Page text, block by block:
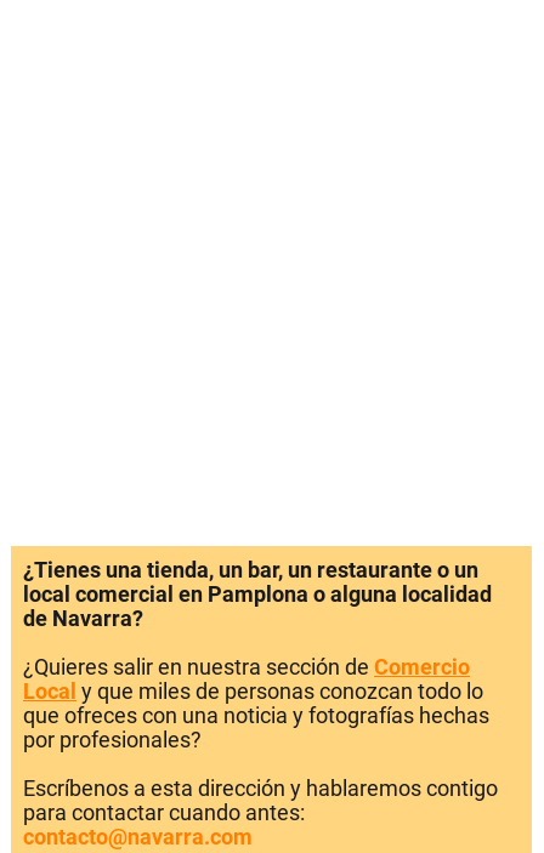
¿Tienes una tienda, un bar, un restaurante o un
local comercial en Pamplona o alguna localidad
de Navarra?
¿Quieres salir en nuestra sección de Comercio
Local y que miles de personas conozcan todo lo
que ofreces con una noticia y fotografías hechas
por profesionales?
Escríbenos a esta dirección y hablaremos contigo
para contactar cuando antes:
contacto@navarra.com